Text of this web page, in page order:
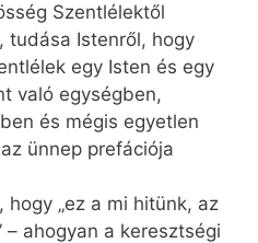
Szentlélektől
Istenről, hogy
egy Isten és egy
való egységben,
és mégis egyetlen
ünnep prefációja
„ez a mi hitünk, az
ahogyan a keresztségi